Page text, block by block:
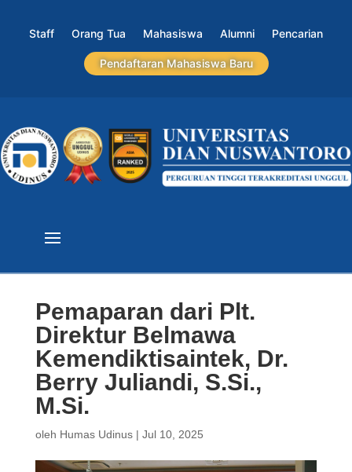
Staff Orang Tua Mahasiswa Alumni Pencarian
Pendaftaran Mahasiswa Baru
Pemaparan dari Plt.
Direktur Belmawa
Kemendiktisaintek, Dr.
Berry Juliandi, S.Si.,
M.Si.
oleh Humas Udinus| Jul 10, 2025